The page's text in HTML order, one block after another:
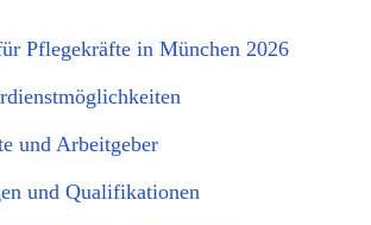
Pflegekräfte in München 2026
und Arbeitgeber
und Qualifikationen